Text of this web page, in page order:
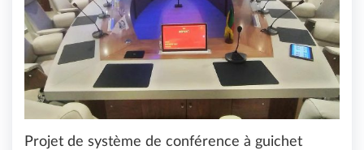
Projet de système de conférence à guichet